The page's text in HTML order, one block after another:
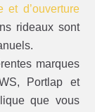
et d’ouverture
rideaux sont
marques
Portlap et
que vous